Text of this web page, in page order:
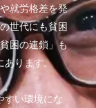
就労格差を発
世代にも貧困
困の連鎖」も
あります。
すい環境にな